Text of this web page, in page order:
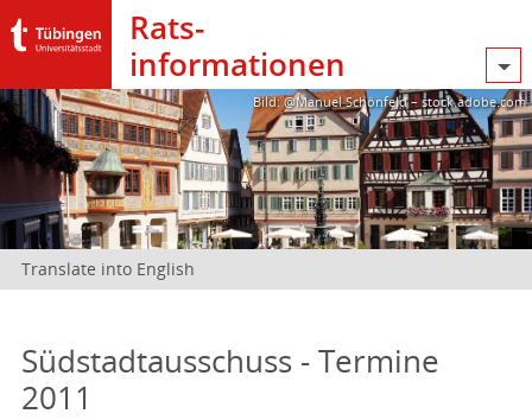
Rats­
informationen
Bild: @Manuel Schönfeld – stock.adobe.com
Translate into English
Südstadtausschuss - Termine
2011